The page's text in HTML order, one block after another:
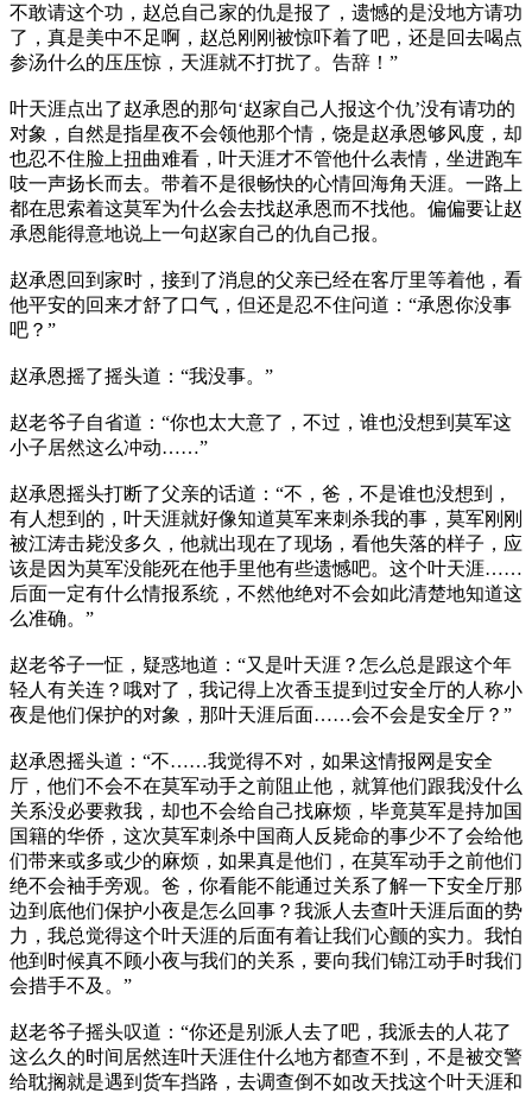
不敢请这个功，赵总自己家的仇是报了，遗憾的是没地方请功
了，真是美中不足啊，赵总刚刚被惊吓着了吧，还是回去喝点
参汤什么的压压惊，天涯就不打扰了。告辞！”
叶天涯点出了赵承恩的那句‘赵家自己人报这个仇’没有请功的
对象，自然是指星夜不会领他那个情，饶是赵承恩够风度，却
也忍不住脸上扭曲难看，叶天涯才不管他什么表情，坐进跑车
吱一声扬长而去。带着不是很畅快的心情回海角天涯。一路上
都在思索着这莫军为什么会去找赵承恩而不找他。偏偏要让赵
承恩能得意地说上一句赵家自己的仇自己报。
赵承恩回到家时，接到了消息的父亲已经在客厅里等着他，看
他平安的回来才舒了口气，但还是忍不住问道：“承恩你没事
吧？”
赵承恩摇了摇头道：“我没事。”
赵老爷子自省道：“你也太大意了，不过，谁也没想到莫军这
小子居然这么冲动……”
赵承恩摇头打断了父亲的话道：“不，爸，不是谁也没想到，
有人想到的，叶天涯就好像知道莫军来刺杀我的事，莫军刚刚
被江涛击毙没多久，他就出现在了现场，看他失落的样子，应
该是因为莫军没能死在他手里他有些遗憾吧。这个叶天涯……
后面一定有什么情报系统，不然他绝对不会如此清楚地知道这
么准确。”
赵老爷子一怔，疑惑地道：“又是叶天涯？怎么总是跟这个年
轻人有关连？哦对了，我记得上次香玉提到过安全厅的人称小
夜是他们保护的对象，那叶天涯后面……会不会是安全厅？”
赵承恩摇头道：“不……我觉得不对，如果这情报网是安全
厅，他们不会不在莫军动手之前阻止他，就算他们跟我没什么
关系没必要救我，却也不会给自己找麻烦，毕竟莫军是持加国
国籍的华侨，这次莫军刺杀中国商人反毙命的事少不了会给他
们带来或多或少的麻烦，如果真是他们，在莫军动手之前他们
绝不会袖手旁观。爸，你看能不能通过关系了解一下安全厅那
边到底他们保护小夜是怎么回事？我派人去查叶天涯后面的势
力，我总觉得这个叶天涯的后面有着让我们心颤的实力。我怕
他到时候真不顾小夜与我们的关系，要向我们锦江动手时我们
会措手不及。”
赵老爷子摇头叹道：“你还是别派人去了吧，我派去的人花了
这么久的时间居然连叶天涯住什么地方都查不到，不是被交警
给耽搁就是遇到货车挡路，去调查倒不如改天找这个叶天涯和